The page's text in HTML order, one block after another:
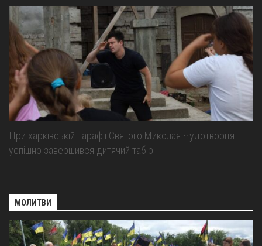
При харківській парафії Святого Миколая Чудотворця
успішно завершився дитячий табір
МОЛИТВИ